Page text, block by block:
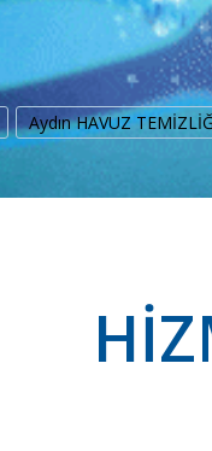
Aydın HAVUZ